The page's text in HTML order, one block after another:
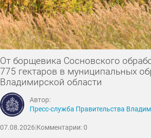
От борщевика Сосновского
775 гектаров в муниципальных
Владимирской области
Автор:
Пресс-служба Правительства
07.08.2026|Комментарии: 0